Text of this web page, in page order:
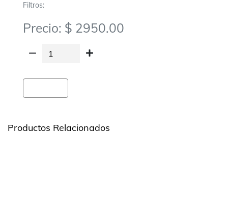
Filtros:
Precio: $ 2950.00
Productos Relacionados